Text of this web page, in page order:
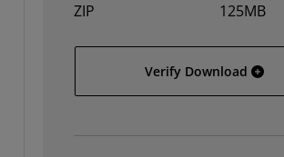
ZIP
125MB
Verify Download Solaris